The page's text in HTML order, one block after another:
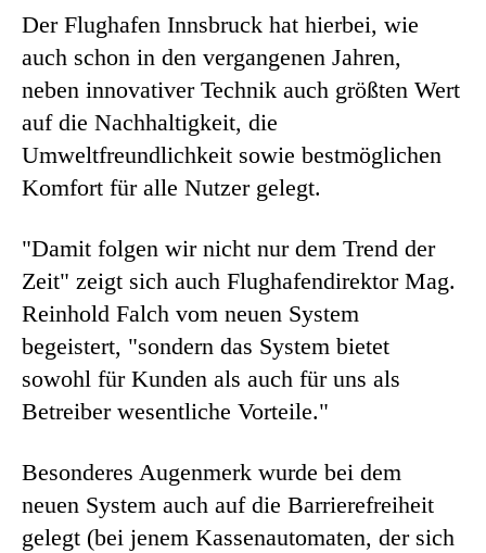
Der Flughafen Innsbruck hat hierbei, wie
auch schon in den vergangenen Jahren,
neben innovativer Technik auch größten Wert
auf die Nachhaltigkeit, die
Umweltfreundlichkeit sowie bestmöglichen
Komfort für alle Nutzer gelegt.
"Damit folgen wir nicht nur dem Trend der
Zeit" zeigt sich auch Flughafendirektor Mag.
Reinhold Falch vom neuen System
begeistert, "sondern das System bietet
sowohl für Kunden als auch für uns als
Betreiber wesentliche Vorteile."
Besonderes Augenmerk wurde bei dem
neuen System auch auf die Barrierefreiheit
gelegt (bei jenem Kassenautomaten, der sich